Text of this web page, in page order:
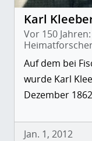
Karl
Vor 150
Auf dem bei
wurde Karl
Dezember
Jan. 1, 2012